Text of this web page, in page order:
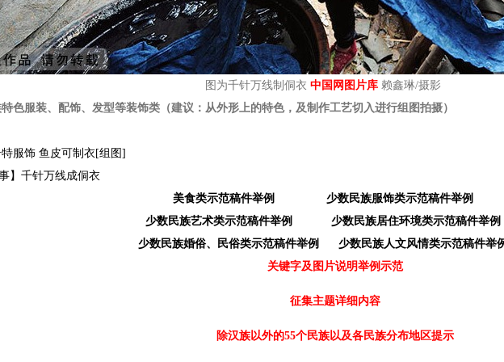
图为千针万线制侗衣 中国网图片库 赖鑫琳/摄影
色服装、配饰、发型等装饰类（建议：从外形上的特色，及制作工艺切入进行组图拍摄）
服饰 鱼皮可制衣[组图]
】千针万线成侗衣
美食类示范稿件举例
少数民族服饰类示范稿件举例
少数民族艺术类示范稿件举例
少数民族居住环境类示范稿件举例
少数民族婚俗、民俗类示范稿件举例
少数民族人文风情类示范稿件举
关键字及图片说明举例示范
征集主题详细内容
除汉族以外的55个民族以及各民族分布地区提示